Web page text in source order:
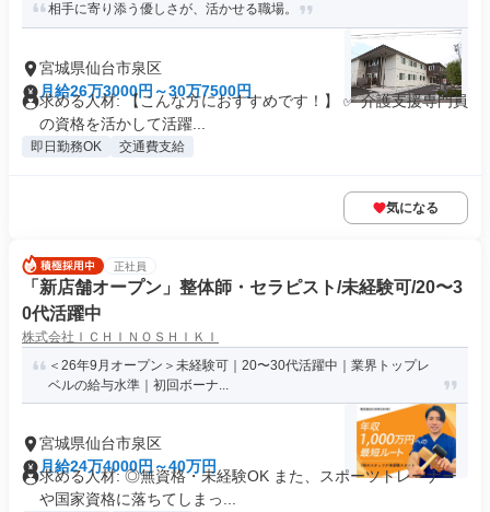
相手に寄り添う優しさが、活かせる職場。
宮城県仙台市泉区
月給26万3000円～30万7500円
求める人材: 【こんな方におすすめです！】 ✅ 介護支援専門員
の資格を活かして活躍...
即日勤務OK 交通費支給
気になる
正社員
「新店舗オープン」整体師・セラピスト/未経験可/20〜3
0代活躍中
株式会社ＩＣＨＩＮＯＳＨＩＫＩ
＜26年9月オープン＞未経験可｜20〜30代活躍中｜業界トップレ
ベルの給与水準｜初回ボーナ...
宮城県仙台市泉区
月給24万4000円～40万円
求める人材: ◎無資格・未経験OK また、スポーツトレーナー
や国家資格に落ちてしまっ...